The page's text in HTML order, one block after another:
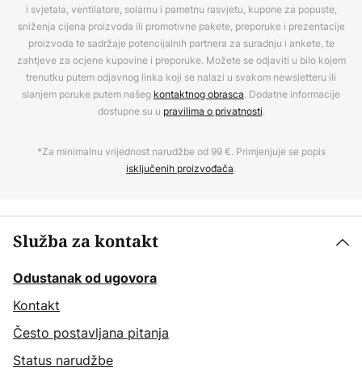
i svjetala, ventilatore, solarnu i pametnu rasvjetu, kupone za popuste,
sniženja cijena proizvoda ili promotivne pakete, preporuke i prezentacije
proizvoda te sadržaje potencijalnih partnera za suradnju i ankete, te
zahtjeve za ocjene kupovine i preporuke. Možete se odjaviti u bilo kojem
trenutku putem odjavnog linka koji se nalazi u svakom newsletteru ili
slanjem poruke putem našeg kontaktnog obrasca. Dodatne informacije
dostupne su u pravilima o privatnosti.
*Za minimalnu vrijednost narudžbe od 99 €. Primjenjuje se popis
isključenih proizvođača.
Služba za kontakt
Odustanak od ugovora
Kontakt
Često postavljana pitanja
Status narudžbe